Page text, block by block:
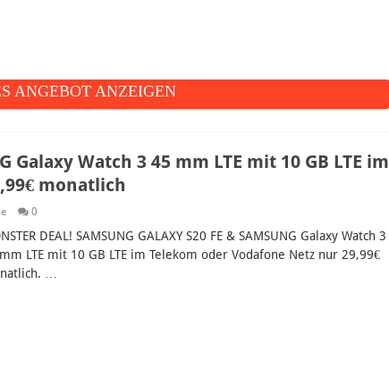
ANGEBOT ANZEIGEN
Galaxy Watch 3 45 mm LTE mit 10 GB LTE im
monatlich
0
DEAL! SAMSUNG GALAXY S20 FE & SAMSUNG Galaxy Watch 3
LTE mit 10 GB LTE im Telekom oder Vodafone Netz nur 29,99€
…